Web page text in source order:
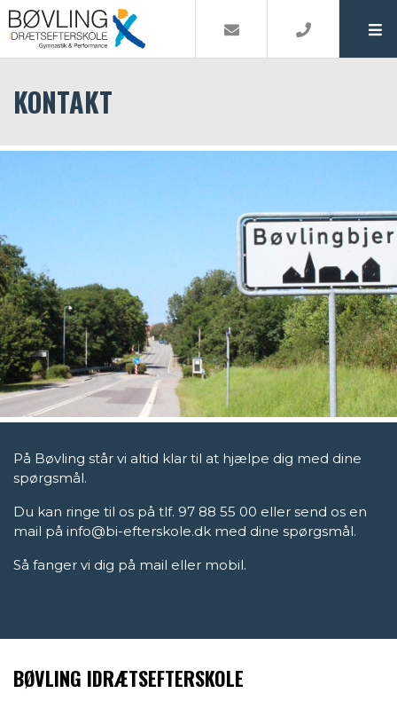
KONTAKT
På Bøvling står vi altid klar til at hjælpe dig med dine
spørgsmål.
Du kan ringe til os på tlf. 97 88 55 00 eller send os en
mail på info@bi-efterskole.dk med dine spørgsmål.
Så fanger vi dig på mail eller mobil.
BØVLING IDRÆTSEFTERSKOLE